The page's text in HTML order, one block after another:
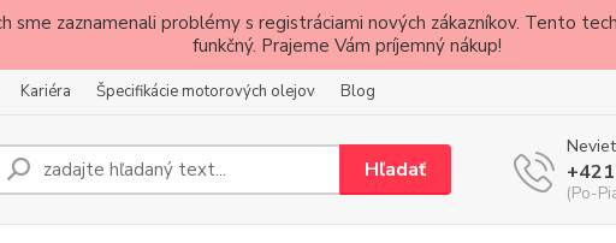
sme zaznamenali problémy s registráciami nových zákazníkov. Tento
funkčný. Prajeme Vám príjemný nákup!
Kariéra Špecifikácie motorových olejov Blog
Hľadať
(Po-